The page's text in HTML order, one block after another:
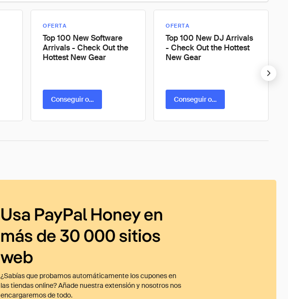
OFERTA
Top 100 New Software
Arrivals - Check Out the
Hottest New Gear
Conseguir oferta
OFERTA
Top 100 New DJ Arrivals
- Check Out the Hottest
New Gear
Conseguir oferta
Usa PayPal Honey en
más de 30 000 sitios
web
¿Sabías que probamos automáticamente los cupones en
las tiendas online? Añade nuestra extensión y nosotros nos
encargaremos de todo.